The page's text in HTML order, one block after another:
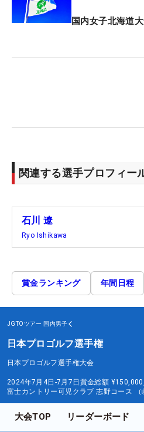
国内女子北海道
関連する選手プロフィー
石川 遼
Ryo Ishikawa
賞金ランキング 年間日程
JGTOツアー 国内男子
日本プロゴルフ選手権
日本プロゴルフ選手権大会
2024年7月4日-7月7日 賞金総額
富士カントリー可児クラブ 志野コース （
大会TOP リーダーボード